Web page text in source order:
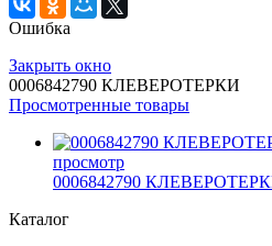
Ошибка
Закрыть окно
0006842790 КЛЕВЕРОТЕРКИ
Просмотренные товары
просмотр
0006842790
Каталог